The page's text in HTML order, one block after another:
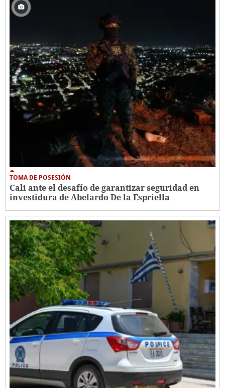
TOMA DE POSESIÓN
Cali ante el desafío de garantizar seguridad en
investidura de Abelardo De la Espriella